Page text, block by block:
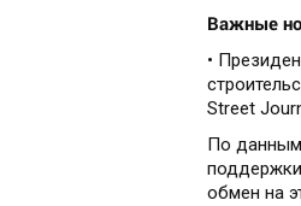
Важные
•
Street
По данным
обмен на